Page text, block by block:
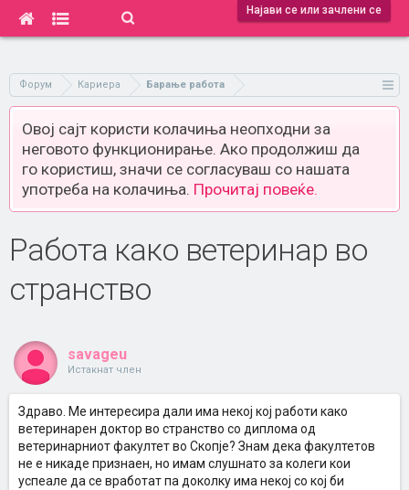
Најави се или зачлени се
Форум Кариера Барање работа
Овој сајт користи колачиња неопходни за
неговото функционирање. Ако продолжиш да
го користиш, значи се согласуваш со нашата
употреба на колачиња. Прочитај повеќе.
Работа како ветеринар во
странство
savageu
Истакнат член
Здраво. Ме интересира дали има некој кој работи како
ветеринарен доктор во странство со диплома од
ветеринарниот факултет во Скопје? Знам дека факултетов
не е никаде признаен, но имам слушнато за колеги кои
успеале да се вработат па доколку има некој со кој би